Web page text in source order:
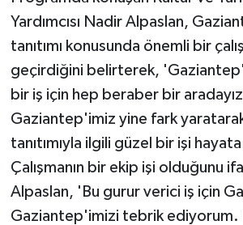
Yardımcısı Nadir Alpaslan,
tanıtımı konusunda önemli bir
geçirdiğini belirterek,
bir iş için hep beraber bir
Gaziantep'imiz yine fark
tanıtımıyla ilgili güzel bir işi
Çalışmanın bir ekip işi olduğunu
Alpaslan, 'Bu gurur verici iş için
Gaziantep'imizi tebrik ediyorum.